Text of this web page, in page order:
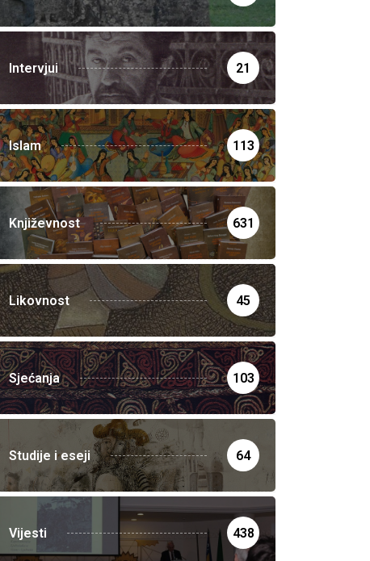
Intervjui 21
Islam 113
Književnost 631
Likovnost 45
Sjećanja 103
Studije i eseji 64
Vijesti 438